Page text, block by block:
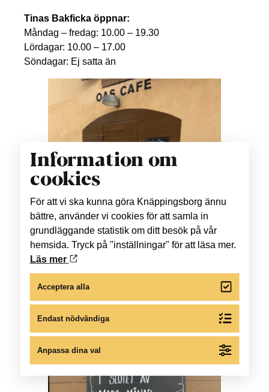
Tinas Bakficka öppnar:
Måndag – fredag: 10.00 – 19.30
Lördagar: 10.00 – 17.00
Söndagar: Ej satta än
Information om
cookies
För att vi ska kunna göra Knäppingsborg ännu
bättre, använder vi cookies för att samla in
grundläggande statistik om ditt besök på vår
hemsida. Tryck på "inställningar" för att läsa mer.
Läs mer
Acceptera alla
Endast nödvändiga
Anpassa dina val